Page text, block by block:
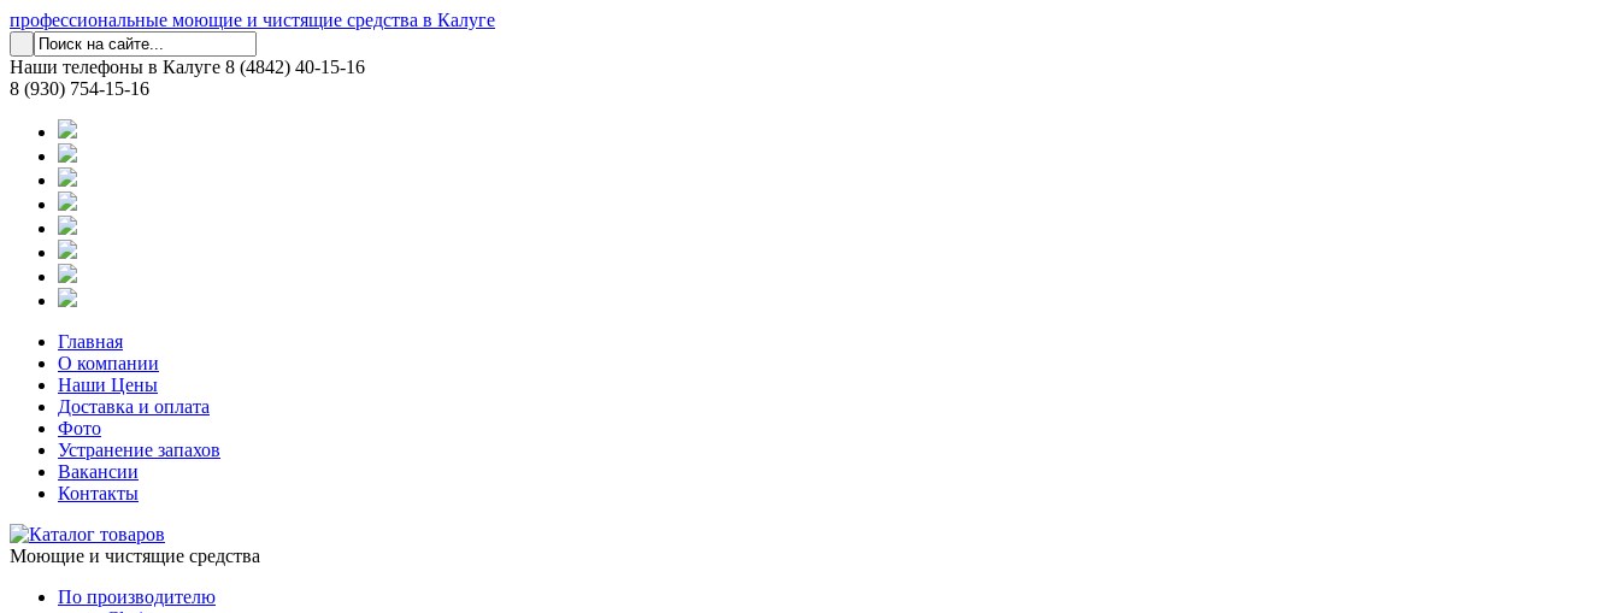
профессиональные моющие и чистящие средства в Калуге
Наши телефоны в Калуге 8 (4842) 40-15-16
8 (930) 754-15-16
Главная
О компании
Наши Цены
Доставка и оплата
Фото
Устранение запахов
Вакансии
Контакты
Моющие и чистящие средства
По производителю